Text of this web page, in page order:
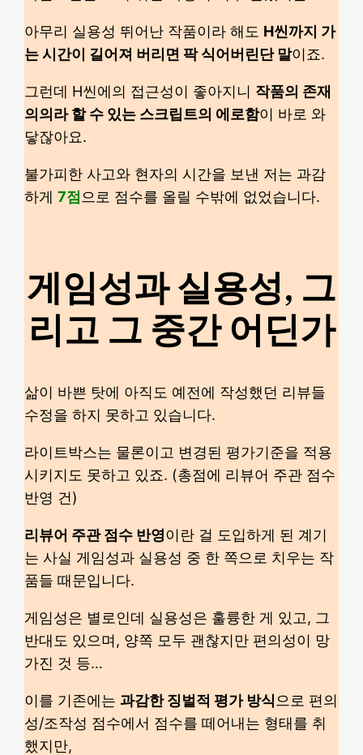
아무리 실용성 뛰어난 작품이라 해도 H씬까지 가
는 시간이 길어져 버리면 팍 식어버린단 말이죠.
그런데 H씬에의 접근성이 좋아지니 작품의 존재
의의라 할 수 있는 스크립트의 에로함이 바로 와
닿잖아요.
불가피한 사고와 현자의 시간을 보낸 저는 과감
하게7점 으로 점수를 올릴 수밖에 없었습니다.
게임성과 실용성, 그
리고 그 중간 어딘가
삶이 바쁜 탓에 아직도 예전에 작성했던 리뷰들
수정을 하지 못하고 있습니다.
라이트박스는 물론이고 변경된 평가기준을 적용
시키지도 못하고 있죠. (총점에 리뷰어 주관 점수
반영 건)
리뷰어 주관 점수 반영이란 걸 도입하게 된 계기
는 사실 게임성과 실용성 중 한 쪽으로 치우는 작
품들 때문입니다.
게임성은 별로인데 실용성은 훌륭한 게 있고, 그
반대도 있으며, 양쪽 모두 괜찮지만 편의성이 망
가진 것 등…
이를 기존에는과감한 징벌적 평가 방식 으로 편의
성/조작성 점수에서 점수를 떼어내는 형태를 취
했지만,